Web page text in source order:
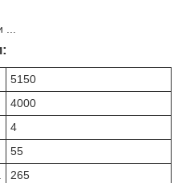
...
5150
4000
4
55
265